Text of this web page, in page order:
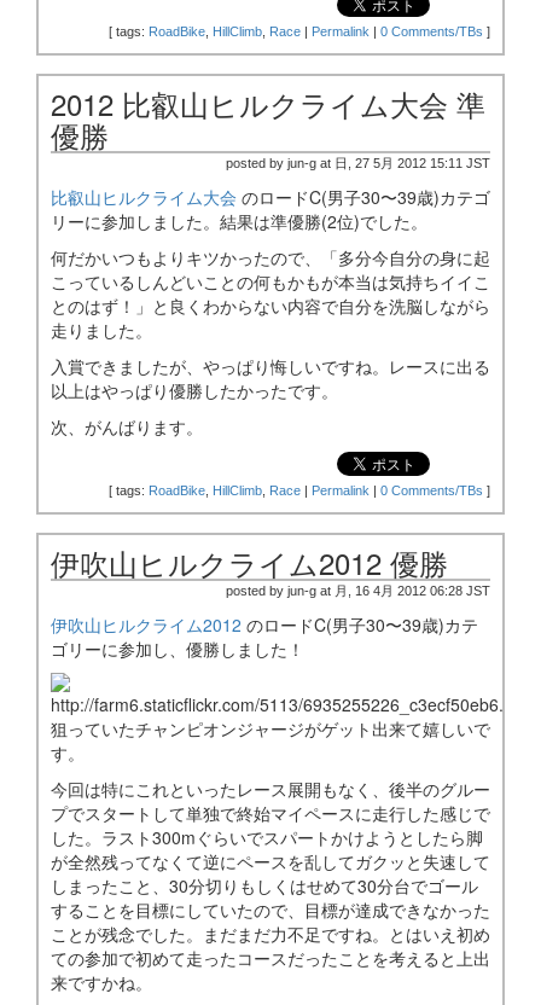
[ tags: RoadBike HillClimb Race | Permalink | 0 Comments/TBs ]
2012 比叡山ヒルクライム大会 準
優勝
posted by jun-g at 日, 27 5月 2012 15:11 JST
比叡山ヒルクライム大会 のロードC(男子30〜39歳)カテゴ
リーに参加しました。結果は準優勝(2位)でした。
何だかいつもよりキツかったので、「多分今自分の身に起
こっているしんどいことの何もかもが本当は気持ちイイこ
とのはず！」と良くわからない内容で自分を洗脳しながら
走りました。
入賞できましたが、やっぱり悔しいですね。レースに出る
以上はやっぱり優勝したかったです。
次、がんばります。
[ tags: RoadBike HillClimb Race | Permalink | 0 Comments/TBs ]
伊吹山ヒルクライム2012 優勝
posted by jun-g at 月, 16 4月 2012 06:28 JST
伊吹山ヒルクライム2012 のロードC(男子30〜39歳)カテ
ゴリーに参加し、優勝しました！
狙っていたチャンピオンジャージがゲット出来て嬉しいで
す。
今回は特にこれといったレース展開もなく、後半のグルー
プでスタートして単独で終始マイペースに走行した感じで
した。ラスト300mぐらいでスパートかけようとしたら脚
が全然残ってなくて逆にペースを乱してガクッと失速して
しまったこと、30分切りもしくはせめて30分台でゴール
することを目標にしていたので、目標が達成できなかった
ことが残念でした。まだまだ力不足ですね。とはいえ初め
ての参加で初めて走ったコースだったことを考えると上出
来ですかね。